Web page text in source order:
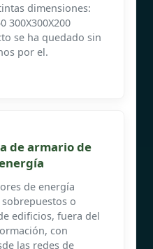
dimensiones:
300X300X200
se ha quedado sin
por el.
de armario de
de energía
o
edificios, fuera del
con
las redes de